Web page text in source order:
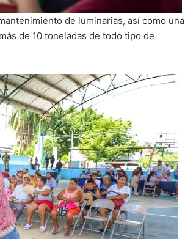
de luminarias, así como una
de 10 toneladas de todo tipo de